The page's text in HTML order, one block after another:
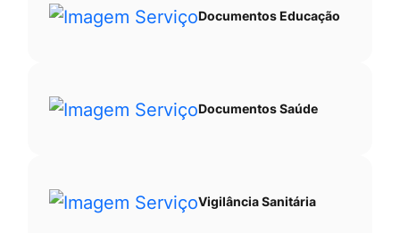
Documentos Educação
Documentos Saúde
Vigilância Sanitária